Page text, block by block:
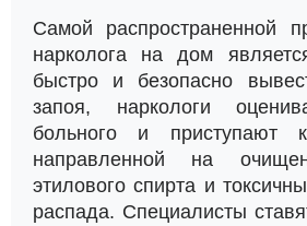
Самой распространенной
нарколога на дом
быстро и безопасно
запоя, наркологи
больного и приступают к
направленной на
этилового спирта и
распада. Специалисты